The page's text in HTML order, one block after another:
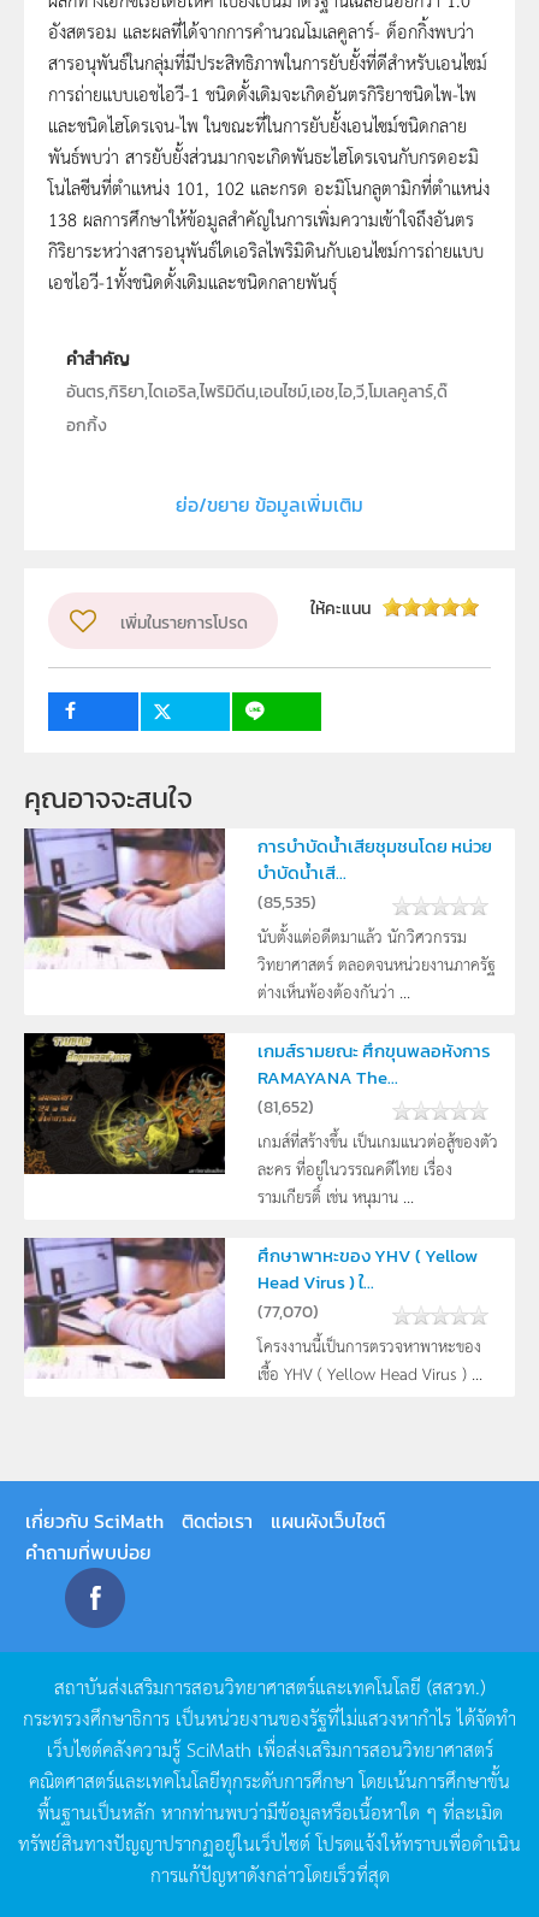
อังสตรอม และผลที่ได้จากการคำนวณโมเลคูลาร์- ด็อกกิ้งพบว่า
สารอนุพันธ์ในกลุ่มที่มีประสิทธิภาพในการยับยั้งที่ดีสำหรับเอนไซม์
การถ่ายแบบเอชไอวี-1 ชนิดดั้งเดิมจะเกิดอันตรกิริยาชนิดไพ-ไพ
และชนิดไฮโดรเจน-ไพ ในขณะที่ในการยับยั้งเอนไซม์ชนิดกลาย
พันธ์พบว่า สารยับยั้งส่วนมากจะเกิดพันธะไฮโดรเจนกับกรดอะมิ
โนไลซีนที่ตำแหน่ง 101, 102 และกรด อะมิโนกลูตามิกที่ตำแหน่ง
138 ผลการศึกษาให้ข้อมูลสำคัญในการเพิ่มความเข้าใจถึงอันตร
กิริยาระหว่างสารอนุพันธ์ไดเอริลไพริมิดินกับเอนไซม์การถ่ายแบบ
เอชไอวี-1ทั้งชนิดดั้งเดิมและชนิดกลายพันธุ์
คำสำคัญ
อันตร,กิริยา,ไดเอริล,ไพริมิดีน,เอนไซม์,เอช,ไอ,วี,โมเลคูลาร์,ด๊
อกกิ้ง
เกียรติศักดิ์ ลักษณะงาม
ระดับชั้น
ม.4, ม.5, ม.6
กลุ่มเป้าหมาย
ย่อ/ขยาย ข้อมูลเพิ่มเติม
เพิ่มในรายการโปรด
ให้คะแนน
คุณอาจจะสนใจ
การบำบัดน้ำเสียชุมชนโดย หน่วย
บำบัดน้ำเสี...
(85,535)
นับตั้งแต่อดีตมาแล้ว นักวิศวกรรม
วิทยาศาสตร์ ตลอดจนหน่วยงานภาครัฐ
ต่างเห็นพ้องต้องกันว่า ...
เกมส์รามยณะ ศึกขุนพลอหังการ
RAMAYANA The...
(81,652)
เกมส์ที่สร้างขึ้น เป็นเกมแนวต่อสู้ของตัว
ละคร ที่อยู่ในวรรณคดีไทย เรื่อง
รามเกียรติ์ เช่น หนุมาน ...
ศึกษาพาหะของ YHV ( Yellow
Head Virus ) ใ...
(77,070)
โครงงานนี้เป็นการตรวจหาพาหะของ
เชื้อ YHV ( Yellow Head Virus ) ...
เกี่ยวกับ SciMath ติดต่อเรา
แผนผังเว็บไซต์
คำถามที่พบบ่อย
สถาบันส่งเสริมการสอนวิทยาศาสตร์และเทคโนโลยี (สสวท.)
กระทรวงศึกษาธิการ เป็นหน่วยงานของรัฐที่ไม่แสวงหากำไรได้จัดทำ
เว็บไซต์คลังความรู้SciMath เพื่อส่งเสริมการสอนวิทยาศาสตร์
คณิตศาสตร์และเทคโนโลยีทุกระดับการศึกษา โดยเน้นการศึกษาขั้น
พื้นฐานเป็นหลัก หากท่านพบว่ามีข้อมูลหรือเนื้อหาใด ๆ ที่ละเมิด
ทรัพย์สินทางปัญญาปรากฏอยู่ในเว็บไซต์โปรดแจ้งให้ทราบเพื่อดำเนิน
การแก้ปัญหาดังกล่าวโดยเร็วที่สุด